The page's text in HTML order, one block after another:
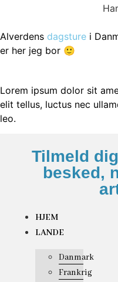
Alverdens dagsture i
er her jeg bor 🙂
Lorem ipsum dolor sit
elit tellus, luctus nec
leo.
Tilmeld
besked,
HJEM
LANDE
Danmark
Frankrig